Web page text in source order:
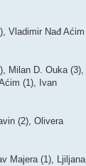
Vladimir Nađ Aćim
Milan D. Ouka (3),
(1), Ivan
(2), Olivera
Majera (1), Ljiljana